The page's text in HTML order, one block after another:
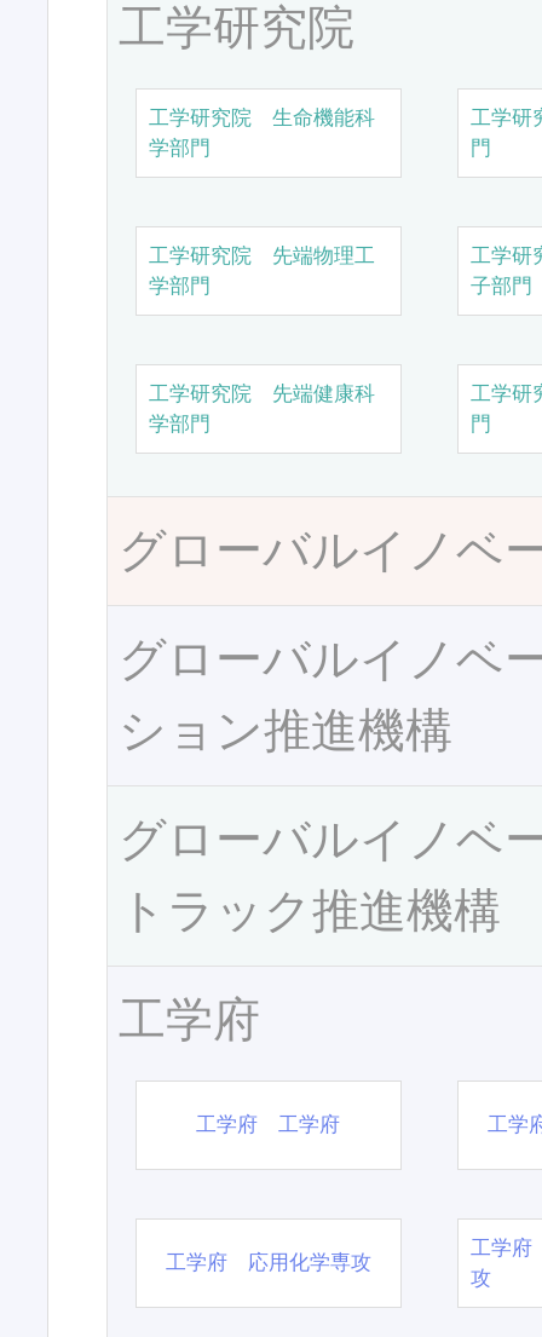
工学研究院
工学研究院 生命機能科
学部門
工学研
門
工学研究院 先端物理工
学部門
工学研
子部門
工学研究院 先端健康科
学部門
工学研
門
グローバルイノベ
グローバルイノベ
ション推進機構
グローバルイノベ
トラック推進機構
工学府
工学府 工学府 工学
工学府 応用化学専攻
工学府
攻